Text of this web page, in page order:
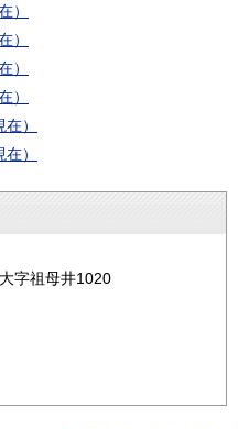
）
）
）
）
）
）
字祖母井1020